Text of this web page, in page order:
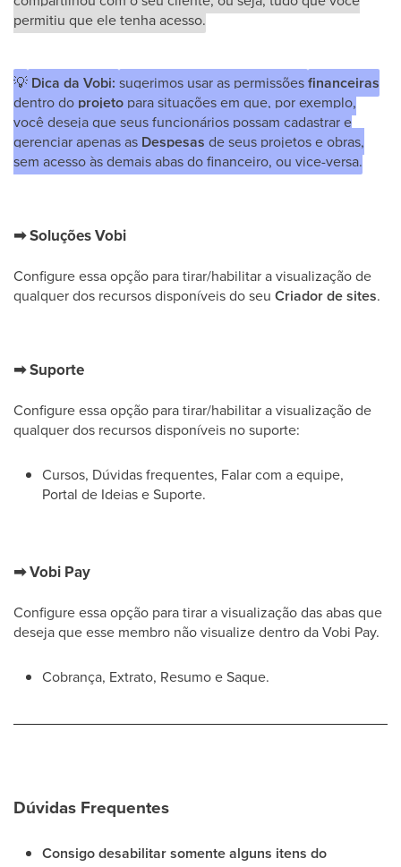
permitiu que ele tenha acesso.
💡 Dica da Vobi: sugerimos usar as permissõesfinanceiras
dentro do projeto para situações em que, por exemplo,
você deseja que seus funcionários possam cadastrar e
gerenciar apenas as Despesas de seus projetos e obras,
sem acesso às demais abas do financeiro, ou vice-versa.
➡Soluções Vobi
Configure essa opção para tirar/habilitar a visualização de
qualquer dos recursos disponíveis do seu Criador de sites.
➡Suporte
Configure essa opção para tirar/habilitar a visualização de
qualquer dos recursos disponíveis no suporte:
Cursos, Dúvidas frequentes, Falar com a equipe,
Portal de Ideias e Suporte.
➡Vobi Pay
Configure essa opção para tirar a visualização das abas que
deseja que esse membro não visualize dentro da Vobi Pay.
Cobrança, Extrato, Resumo e Saque.
Dúvidas Frequentes
Consigo desabilitar somente alguns itens do